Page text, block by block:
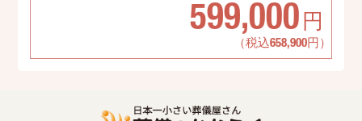
599,000 円
（税込658,900円）